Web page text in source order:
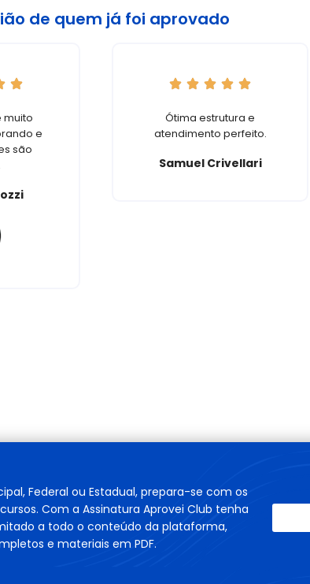
de quem já foi aprovado
muito
e
são
Ótima estrutura e
atendimento perfeito.
Samuel Crivellari
Federal ou Estadual, prepara-se com os
Com a Assinatura Aprovei Club tenha
a todo o conteúdo da plataforma,
e materiais em PDF.